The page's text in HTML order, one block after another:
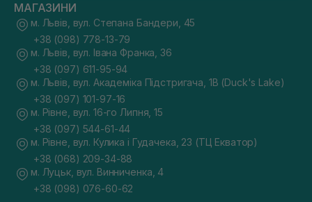
МАГАЗИНИ
м. Львів, вул. Степана Бандери, 45
+38 (098) 778-13-79
м. Львів, вул. Івана Франка, 36
+38 (097) 611-95-94
м. Львів, вул. Академіка Підстригача, 1В (Duck's Lake)
+38 (097) 101-97-16
м. Рівне, вул. 16-го Липня, 15
+38 (097) 544-61-44
м. Рівне, вул. Кулика і Гудачека, 23 (ТЦ Екватор)
+38 (068) 209-34-88
м. Луцьк, вул. Винниченка, 4
+38 (098) 076-60-62